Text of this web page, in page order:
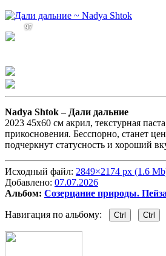
97
Nadya Shtok – Дали дальние
2023 45х60 см акрил, текстурная
прикосновения. Бесспорно, станет
подчеркнут статусность и хороший
Исходный файл: 2849×2174 px (1.6
Добавлено: 07.07.2026
Альбом: Созерцание природы.
Навигация по альбому: Ctrl Ctrl